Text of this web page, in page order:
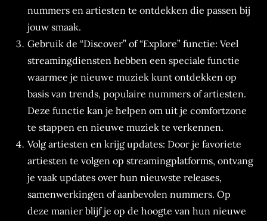
nummers en artiesten te ontdekken die passen bij
jouw smaak.
Gebruik de “Discover” of “Explore” functie: Veel
streamingdiensten hebben een speciale functie
waarmee je nieuwe muziek kunt ontdekken op
basis van trends, populaire nummers of artiesten.
Deze functie kan je helpen om uit je comfortzone
te stappen en nieuwe muziek te verkennen.
Volg artiesten en krijg updates: Door je favoriete
artiesten te volgen op streamingplatforms, ontvang
je vaak updates over hun nieuwste releases,
samenwerkingen of aanbevolen nummers. Op
deze manier blijf je op de hoogte van hun nieuwe